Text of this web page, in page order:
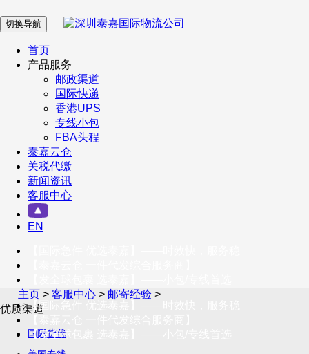
在 线 客 服
企业微信
订阅号
客户服务热线
400-098-5699
联系我们
切换导航
首页
产品服务
邮政渠道
国际快递
香港UPS
专线小包
FBA头程
泰嘉云仓
关税代缴
新闻资讯
客服中心
EN
【国际急件 优选泰嘉】——时效快，服务稳
【发全球包裹 选泰嘉】——小包/专线首选
主页 >客服中心 > 邮寄经验 >
优质渠道
国际货代